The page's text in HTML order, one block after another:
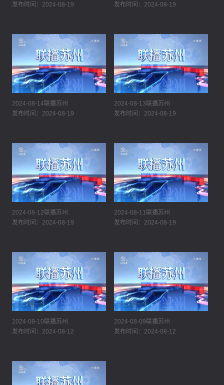
发布时间：2024-08-19
发布时间：2024-08-19
2024-08-14联播苏州
发布时间：2024-08-19
2024-08-13联播苏州
发布时间：2024-08-19
2024-08-12联播苏州
发布时间：2024-08-19
2024-08-11联播苏州
发布时间：2024-08-19
2024-08-10联播苏州
发布时间：2024-08-12
2024-08-09联播苏州
发布时间：2024-08-12